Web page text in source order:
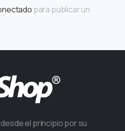
para publicar un
el principio por su